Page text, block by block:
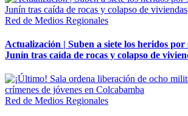
Red de Medios Regionales
Actualización | Suben a siete los heridos por
Junín tras caída de rocas y colapso de
Red de Medios Regionales